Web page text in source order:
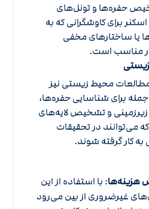
حفره‌ها و تونل‌های
برای کاوشگرانی که به
یا ساختارهای مخفی
مناسب است.
محیط زیستی نیز
جمله برای شناسایی حفره‌ها،
و تشخیص لایه‌های
می‌توانند در تحقیقات
کار گرفته شوند.
هزینه‌ها: با استفاده از این
غیرضروری از بین می‌رود